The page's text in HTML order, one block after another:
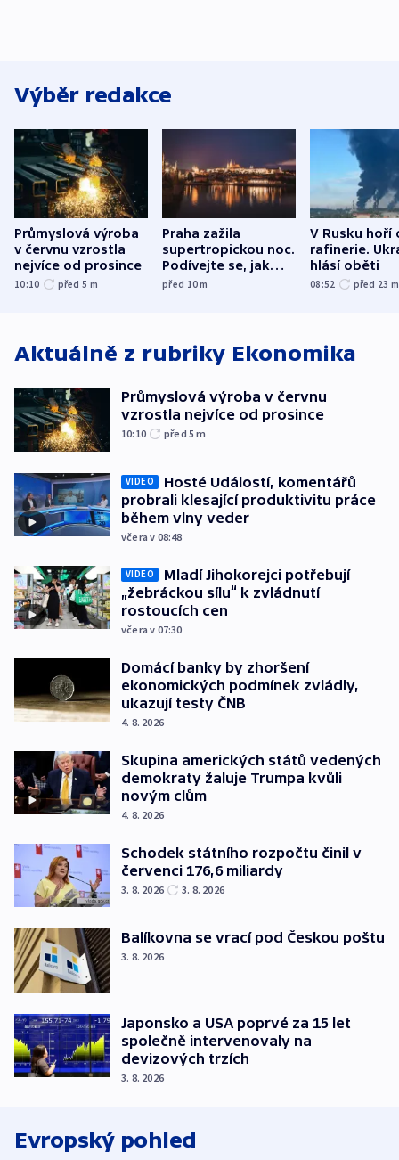
Výběr redakce
Průmyslová výroba
v červnu vzrostla
nejvíce od prosince
10:10 před 5 m
Praha zažila
supertropickou noc.
Podívejte se, jak
bylo u vás
před 10m
V Rusku hoří
rafinerie.
hlásí oběti
08:52 před 23 m
Aktuálně z rubriky Ekonomika
Průmyslová výroba v červnu
vzrostla nejvíce od prosince
10:10 před 5m
VIDEO
Hosté Událostí, komentářů
probrali klesající produktivitu práce
během vlny veder
včera v 08:48
VIDEO
Mladí Jihokorejci potřebují
„žebráckou sílu“ k zvládnutí
rostoucích cen
včera v 07:30
Domácí banky by zhoršení
ekonomických podmínek zvládly,
ukazují testy ČNB
4. 8. 2026
Skupina amerických států vedených
demokraty žaluje Trumpa kvůli
novým clům
4. 8. 2026
Schodek státního rozpočtu činil v
červenci 176,6 miliardy
3. 8. 2026 3. 8. 2026
Balíkovna se vrací pod Českou poštu
3. 8. 2026
Japonsko a USA poprvé za 15 let
společně intervenovaly na
devizových trzích
3. 8. 2026
Evropský pohled